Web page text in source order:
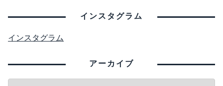
インスタグラム
インスタグラム
アーカイブ